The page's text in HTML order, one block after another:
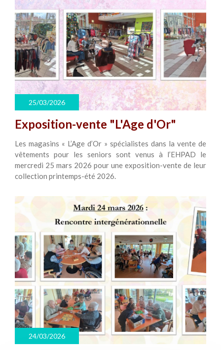
25/03/2026
Exposition-vente "L'Age d'Or"
Les magasins « L’Age d’Or » spécialistes dans la vente de
vêtements pour les seniors sont venus à l’EHPAD le
mercredi 25 mars 2026 pour une exposition-vente de leur
collection printemps-été 2026.
24/03/2026